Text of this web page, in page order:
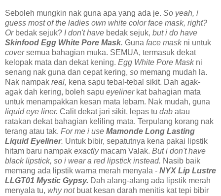
Seboleh mungkin nak guna apa yang ada je. So yeah, i
guess most of the ladies own white color face mask, right?
Orbedak sejuk? I don't have bedak sejuk, but i do have
Skinfood Egg White Pore Mask. Guna face maskni untuk
coversemua bahagian muka. SEMUA, termasuk dekat
kelopak mata dan dekat kening. Egg White Pore Mask ni
senang nak guna dan cepat kering, so memang mudah la.
Nak nampak real, kena sapu tebal-tebal sikit. Dah agak-
agak dah kering, boleh sapu eyeliner kat bahagian mata
untuk menampakkan kesan mata lebam. Nak mudah, guna
liquid eye liner. Calit dekat jari sikit, lepas tu dab atau
ratakan dekat bahagian keliling mata. Terpulang korang nak
terang atau tak. For me i use Mamonde Long Lasting
Liquid Eyeliner. Untuk bibir, sepatutnya kena pakai lipstik
hitam baru nampak exactlymacam Valak. But i don't have
black lipstick, so i wear a red lipstick instead. Nasib baik
memang ada lipstik warna merah menyala - NYX Lip Lustre
LLGT01 Mystic Gypsy. Dah alang-alang ada lipstik merah
menyala tu, why notbuat kesan darah menitis kat tepi bibir